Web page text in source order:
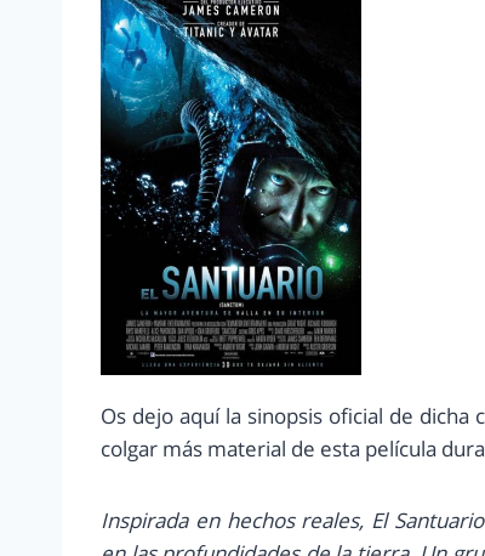
Os dejo aquí la sinopsis oficial de
colgar más material de esta película
Inspirada en hechos reales, El